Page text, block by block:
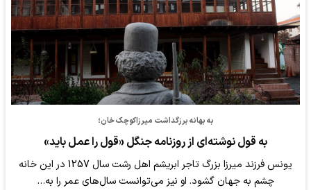
به بهانه برزگداشت میرزاکوچک خان؛
به قول نوشته‌ای از روزنامه جنگل «قول را عمل باید»
یونس فرزند میرزا بزرگ تاجر ابریشم اهل رشت سال 1257 در این خانه
چشم به جهان گشود. او نیز می‌توانست سال‌های عمر را به…